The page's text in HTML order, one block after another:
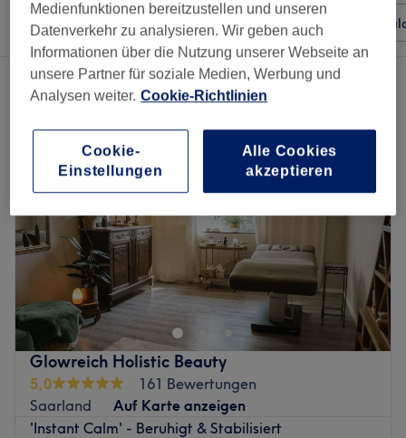
Sortieren nach Beliebiger Preis Besonderheiten
Ein Salon, der anbietet:gesichtsbehandlungen in Weiskirchen
Glowreich Holistic Beauty
5,0
161 Bewertungen
Saarland
Auf Karte anzeigen
'Instant Calm' - Beruhigt & Stabilisiert
Medienfunktionen bereitzustellen und unseren
Datenverkehr zu analysieren. Wir geben auch
Informationen über die Nutzung unserer Webseite an
unsere Partner für soziale Medien, Werbung und
Analysen weiter. Cookie-Richtlinien
Cookie-
Einstellungen
Alle Cookies
akzeptieren